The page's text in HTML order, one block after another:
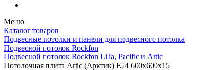
Меню
Каталог товаров
Подвесные потолки и панели для подвесного потолка
Подвесной потолок Rockfon
Подвесной потолок Rockfon Lilia, Pacific и Artic
Потолочная плита Artic (Арктик) E24 600x600x15